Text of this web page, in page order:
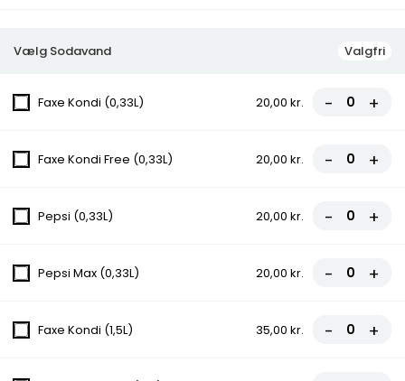
Tomatsauce, Ost, Gorgonzola, Rød Peber,
Oksefiletstrimler
fra
Tomatsauce, Ost, Oksekød, Kebab,
fra 107,00 kr.
Tomatsauce, Ost, Kebab, Oksekød, Bacon,
fra 98,00 kr.
21.Arslan Special Pizza
Vælg Sodavand Valgfri
Faxe Kondi (0,33L) 20,00 kr. - +
Faxe Kondi Free (0,33L) 20,00 kr. - +
Pepsi (0,33L) 20,00 kr. - +
Pepsi Max (0,33L) 20,00 kr. - +
Faxe Kondi (1,5L) 35,00 kr. - +